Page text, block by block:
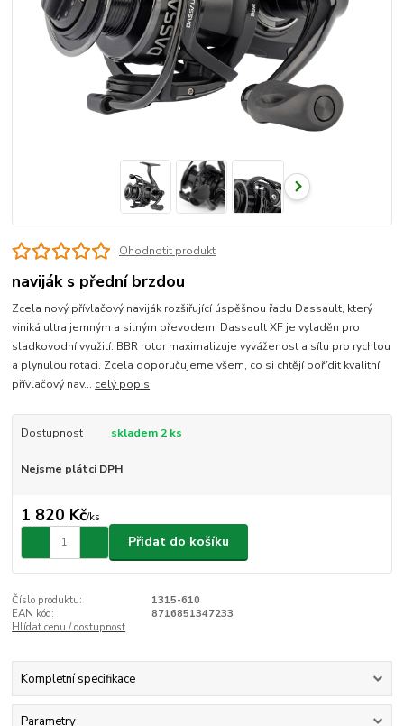
Ohodnotit produkt
naviják s přední brzdou
Zcela nový přívlačový naviják rozšiřující úspěšnou řadu Dassault, který
viniká ultra jemným a silným převodem. Dassault XF je vyladěn pro
sladkovodní využití. BBR rotor maximalizuje vyváženost a sílu pro rychlou
a plynulou rotaci. Zcela doporučujeme všem, co si chtějí pořídit kvalitní
přívlačový nav... celý popis
Dostupnost skladem 2 ks
Nejsme plátci DPH
1 820 Kč/ks
Přidat do košíku
Číslo produktu:
1315-610
EAN kód:
8716851347233
Hlídat cenu / dostupnost
Kompletní specifikace
Parametry